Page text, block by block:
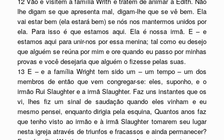
lhe digam se que apresenta mal, digam-lhe que se vê bem. Ela
vai estar bem (ela estará bem) se nós nos mantermos unidos por
ela. Para isso é que estamos aqui. Ela é nossa irmã. E – e
estamos aqui para unir-nos por essa menina; tal como eu desejo
que alguém se reúna por mim e ore quando eu passo por minhas
provas e você desejaria que alguém o fizesse pelas suas.
13 E – e a família Wright tem sido um – um tempo – um dos
membros de então que vem congregar-se: eles, suponho, e o
irmão Rui Slaughter e a irmã Slaughter. Faz uns instantes que os
vi, lhes fiz um sinal de saudação quando eles vinham e eu
mesmo pensei, enquanto dirigia pela esquina, Quantos anos faz
que tenho visto ao irmão e à irmã Slaughter tomarem seu lugar
nesta igreja através de triunfos e fracassos e ainda permanecer?